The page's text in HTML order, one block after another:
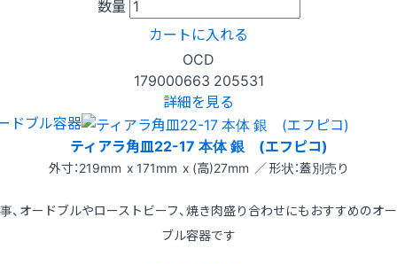
数量
カートに入れる
OCD
179000663 205531
詳細を見る
ドブル容器
ティアラ角皿22-17 本体 銀 (エフピコ)
外寸：219mm x 171mm x (高)27mm ／ 形状：蓋別売り
、オードブルやローストビーフ、焼き肉盛り合わせにもおすすめのオ
ブル容器です